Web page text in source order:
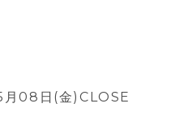
08日(金)CLOSE